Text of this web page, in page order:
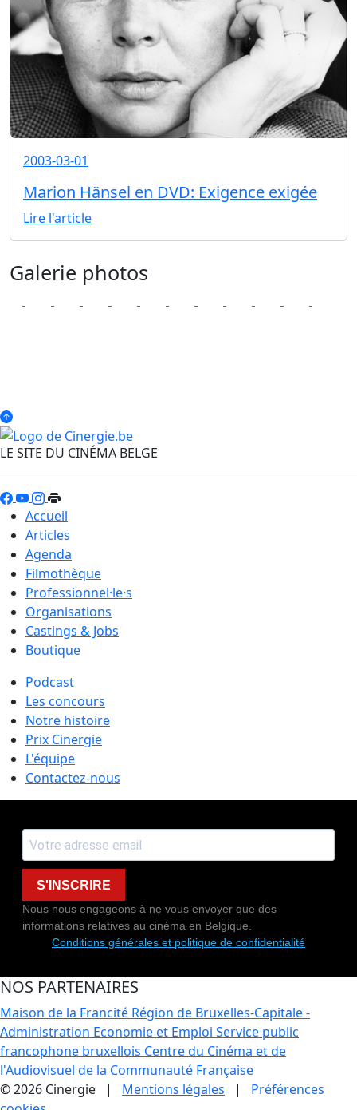
2003-03-01
Marion Hänsel en DVD: Exigence exigée
Lire l'article
Galerie photos
LE SITE DU CINÉMA BELGE
Accueil
Articles
Agenda
Filmothèque
Professionnel·le·s
Organisations
Castings & Jobs
Boutique
Podcast
Les concours
Notre histoire
Prix Cinergie
L'équipe
Contactez-nous
S'INSCRIRE
Nous nous engageons à ne vous envoyer que des
informations relatives au cinéma en Belgique.
Conditions générales et politique de confidentialité
NOS PARTENAIRES
Maison de la Francité Région de Bruxelles-Capitale -
Administration Economie et Emploi Service public
francophone bruxellois Centre du Cinéma et de
l'Audiovisuel de la Communauté Française
© 2026 Cinergie | Mentions légales | Préférences